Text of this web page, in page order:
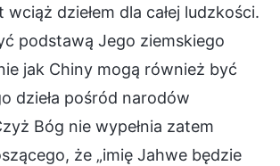
wciąż dziełem dla całej ludzkości.
podstawą Jego ziemskiego
jak Chiny mogą również być
dzieła pośród narodów
Bóg nie wypełnia zatem
że „imię Jahwe będzie